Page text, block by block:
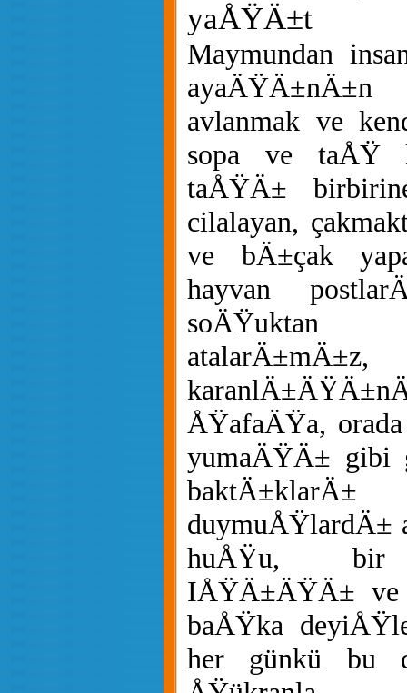
yaÅŸÄ±t
Maymundan
avlanmak ve
sopa ve taÅŸ
taÅŸÄ±
cilalayan,
ve bÄ±çak
hayvan
ÅŸafaÄŸa,
yumaÄŸÄ± gibi
duymuÅŸlardÄ±
huÅŸu, bir
IÅŸÄ±ÄŸÄ±
baÅŸka
her günkü bu